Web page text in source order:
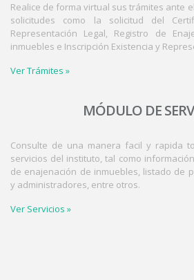
Realice de forma virtual sus trámites ante
solicitudes como la solicitud del
Representación Legal, Registro de
inmuebles e Inscripción Existencia y
Ver Trámites »
MÓDULO DE
Consulte de una manera facil y rapida
servicios del instituto, tal como
de enajenación de inmuebles, listado de
y administradores, entre otros.
Ver Servicios »